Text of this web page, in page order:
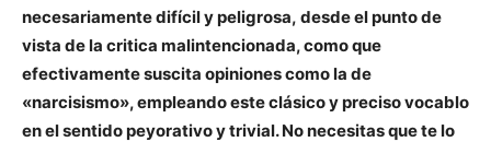
necesariamente difícil y peligrosa, desde el punto de
vista de la critica malintencionada, como que
efectivamentesuscita opiniones como la de
«narcisismo», empleando este clásico y precisovocablo
en el sentido peyorativo y trivial. No necesitas que te lo